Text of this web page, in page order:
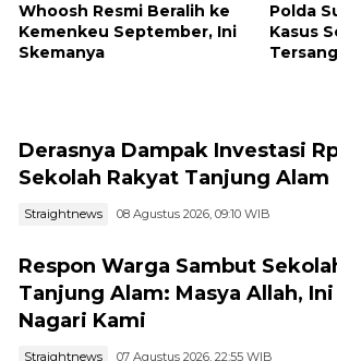
Whoosh Resmi Beralih ke
Kemenkeu September, Ini
Skemanya
Polda
Kasus
Derasnya Dampak Investasi
Sekolah Rakyat Tanjung Alam
Straightnews 08 Agustus 2026, 09:10 WIB
Respon Warga Sambut
Tanjung Alam: Masya Allah,
Nagari Kami
Straightnews 07 Agustus 2026, 22:55 WIB